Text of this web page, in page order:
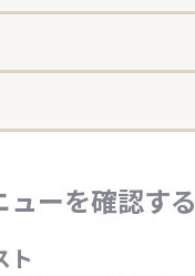
ーを確認する
ト